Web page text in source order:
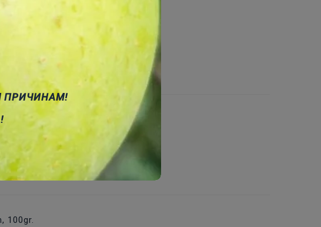
+ zelts", 2.8W/mK, -30...300°C
100gr.
stāvoklis:
100gr.
ПРИЧИНАМ!